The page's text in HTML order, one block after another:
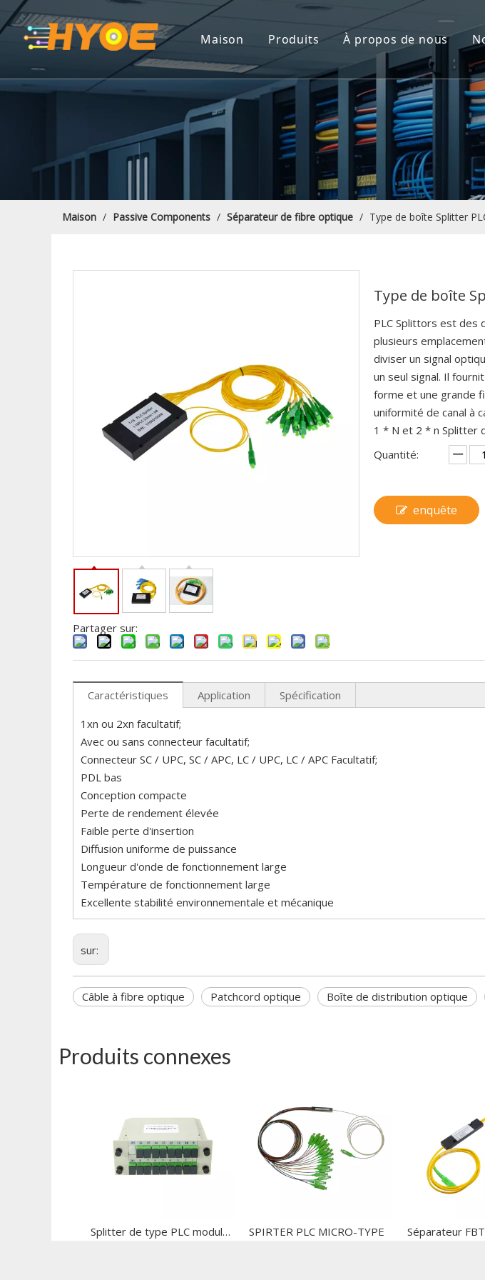
Maison Produits
Câble à fibre optique
Composants passifs optiques
Solution de centre de date
Solution FTTA
Close de fermeture en fibre
À propos de nous
Maison / Passive Components / Séparateur de fibre optique / Type de boîte Splitter
Partager sur:
Type de boîte
PLC Splittors est des
plusieurs
diviser un signal
un seul signal. Il
forme et une grande
uniformité de canal à
1 * N et 2 * n Splitter
Quantité:
enquête
Caractéristiques Application
Spécification
1xn ou 2xn facultatif;
Avec ou sans connecteur facultatif;
Connecteur SC / UPC, SC / APC, LC / UPC, LC / APC Facultatif;
PDL bas
Conception compacte
Perte de rendement élevée
Faible perte d'insertion
Diffusion uniforme de puissance
Longueur d'onde de fonctionnement large
Température de fonctionnement large
Excellente stabilité environnementale et mécanique
sur:
Câble à fibre optique Patchcord optique Boîte de distribution optique
Produits connexes
Splitter de type PLC modulaire SPIRTER PLC MICRO-TYPE Séparateur FBT